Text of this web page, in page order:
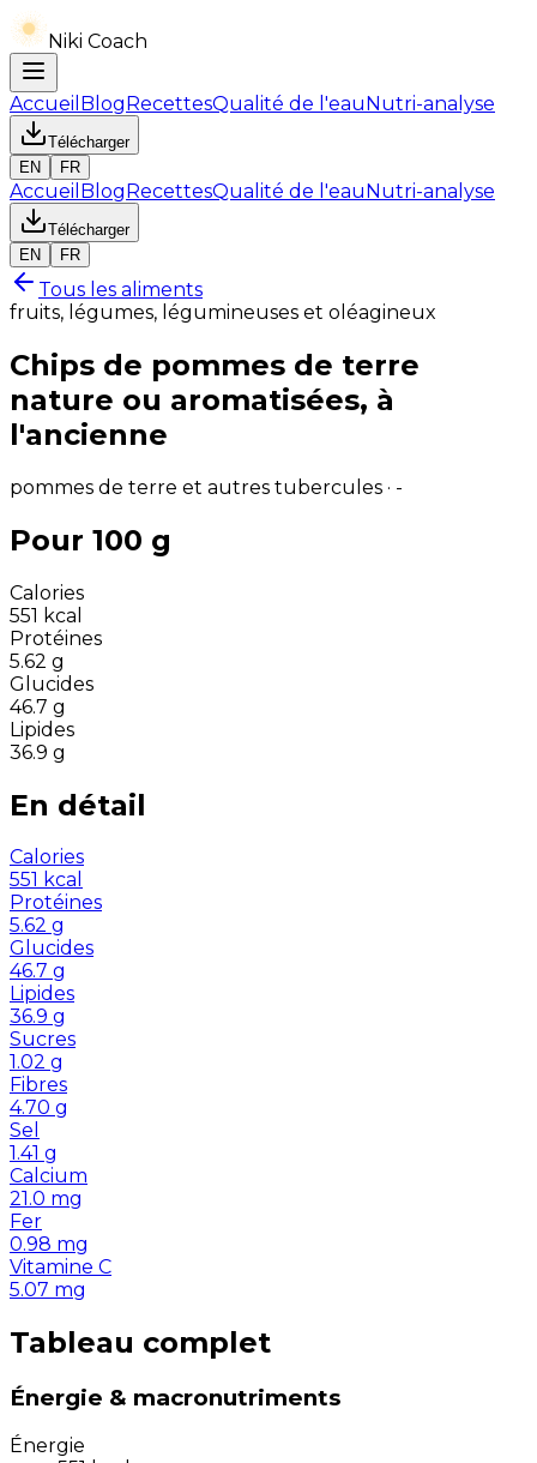
Niki Coach
Accueil BlogRecettesQualité de l'eauNutri-analyse
Télécharger
EN
FR
Accueil BlogRecettesQualité de l'eauNutri-analyse
Télécharger
EN
FR
Tous les aliments
fruits, légumes, légumineuses et oléagineux
Chips de pommes de terre
nature ou aromatisées, à
l'ancienne
pommes de terre et autres tubercules · -
Pour 100 g
Calories
551 kcal
Protéines
5.62 g
Glucides
46.7 g
Lipides
36.9 g
En détail
Calories
551 kcal
Protéines
5.62 g
Glucides
46.7 g
Lipides
36.9 g
Sucres
1.02 g
Fibres
4.70 g
Sel
1.41 g
Calcium
21.0 mg
Fer
0.98 mg
Vitamine C
5.07 mg
Tableau complet
Énergie & macronutriments
Énergie